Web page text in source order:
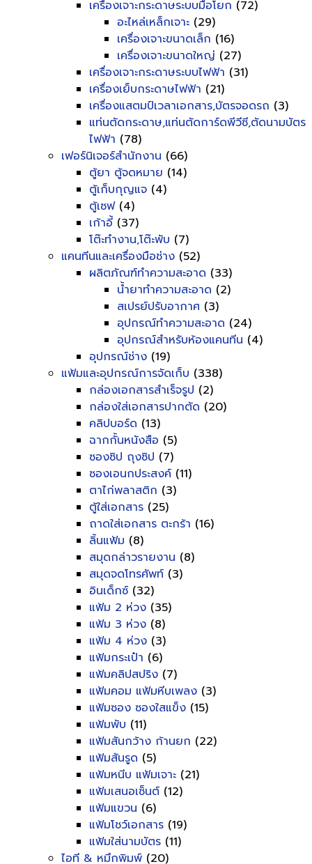
เครื่องเจาะกระดาษระบบมือโยก (72)
อะไหล่เหล็กเจาะ (29)
เครื่องเจาะขนาดเล็ก (16)
เครื่องเจาะขนาดใหญ่ (27)
เครื่องเจาะกระดาษระบบไฟฟ้า (31)
เครื่องเย็บกระดาษไฟฟ้า (21)
เครื่องแสตมป์เวลาเอกสาร,บัตรจอดรถ (3)
แท่นตัดกระดาษ,แท่นตัดการ์ดพีวีซี,ตัดนามบัตร
ไฟฟ้า (78)
เฟอร์นิเจอร์สำนักงาน (66)
ตู้ยา ตู้จดหมาย (14)
ตู้เก็บกุญแจ (4)
ตู้เซฟ(4)
เก้าอี้ (37)
โต๊ะทำงาน,โต๊ะพับ (7)
แคนทีนและเครื่องมือช่าง (52)
ผลิตภัณฑ์ทำความสะอาด (33)
น้ำยาทำความสะอาด (2)
สเปรย์ปรับอากาศ (3)
อุปกรณ์ทำความสะอาด (24)
อุปกรณ์สำหรับห้องแคนทีน (4)
อุปกรณ์ช่าง (19)
แฟ้มและอุปกรณ์การจัดเก็บ (338)
กล่องเอกสารสำเร็จรูป (2)
กล่องใส่เอกสารปากตัด (20)
คลิปบอร์ด (13)
ฉากกั้นหนังสือ (5)
ซองซิป ถุงซิป (7)
ซองเอนกประสงค์ (11)
ตาไก่พลาสติก (3)
ตู้ใส่เอกสาร (25)
ถาดใส่เอกสาร ตะกร้า (16)
ลิ้นแฟ้ม (8)
สมุดกล่าวรายงาน (8)
สมุดจดโทรศัพท์ (3)
อินเด็กซ์ (32)
แฟ้ม 2 ห่วง (35)
แฟ้ม 3 ห่วง (8)
แฟ้ม 4 ห่วง (3)
แฟ้มกระเป๋า (6)
แฟ้มคลิปสปริง (7)
แฟ้มคอม แฟ้มหีบเพลง (3)
แฟ้มซอง ซองใสแข็ง (15)
แฟ้มพับ (11)
แฟ้มสันกว้าง ก้านยก (22)
แฟ้มสันรูด (5)
แฟ้มหนีบ แฟ้มเจาะ (21)
แฟ้มเสนอเซ็นต์ (12)
แฟ้มแขวน (6)
แฟ้มโชว์เอกสาร (19)
แฟ้มใส่นามบัตร (11)
ไอที & หมึกพิมพ์ (20)